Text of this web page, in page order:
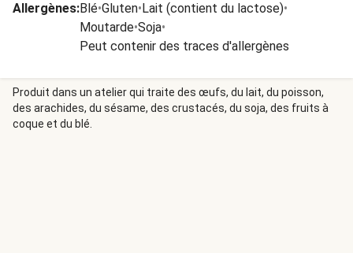
Allergènes:Blé•Gluten•Lait (contient du lactose)•
Moutarde•Soja•
Peut contenir des traces d'allergènes
Produit dans un atelier qui traite des œufs, du lait, du poisson,
des arachides, du sésame, des crustacés, du soja, des fruits à
coque et du blé.